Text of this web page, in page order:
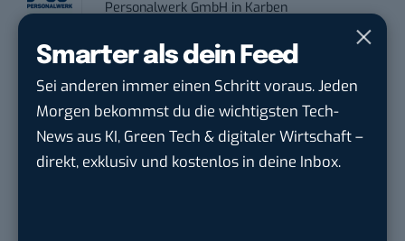
Smarter als dein Feed
Sei anderen immer einen Schritt voraus. Jeden
Morgen bekommst du die wichtigsten Tech-
News aus KI, Green Tech & digitaler Wirtschaft –
direkt, exklusiv und kostenlos in deine Inbox.
Personalwerk GmbH in Karben
THEMEN: GOOGLE